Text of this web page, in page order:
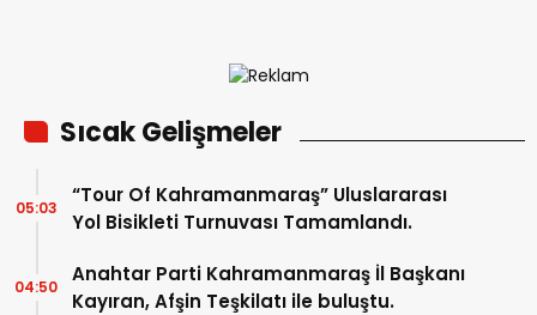
Sıcak Gelişmeler
“Tour Of Kahramanmaraş” Uluslararası
Yol Bisikleti Turnuvası Tamamlandı.
05:03
Anahtar Parti Kahramanmaraş İl Başkanı
Kayıran, Afşin Teşkilatı ile buluştu.
04:50